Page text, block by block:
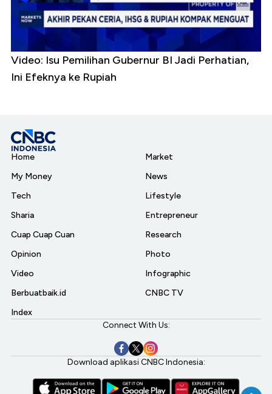
Video: Isu Pemilihan Gubernur BI Jadi Perhatian,
Ini Efeknya ke Rupiah
Home
My Money
Tech
Sharia
Cuap Cuap Cuan
Opinion
Video
Berbuatbaik.id
Index
Market
News
Lifestyle
Entrepreneur
Research
Photo
Infographic
CNBC TV
Connect With Us:
Download aplikasi CNBC Indonesia: